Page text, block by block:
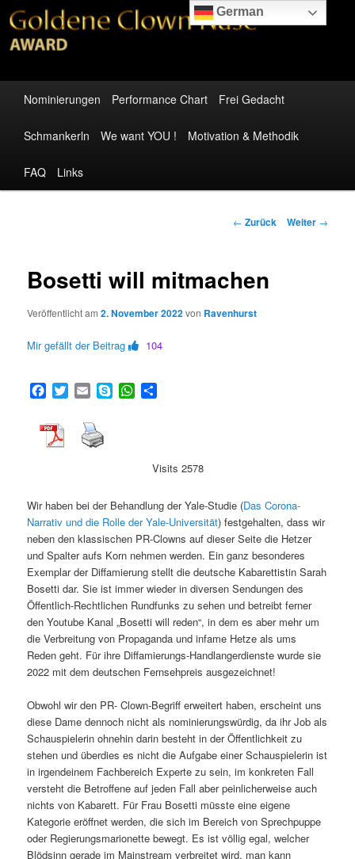
Zum
Inhalt
wechseln
Gemeinnützige Plattform zur Aufklärung der Bevölkerung
Nominierungen Performance Chart Frei Gedacht
Schmankerln We want YOU ! Motivation & Methodik
FAQ Links
Beitragsnavigation
← Zurück Weiter →
Bosetti will mitmachen
Veröffentlicht am2. November 2022von Ravenhurst
Mir gefällt der Beitrag 104
Facebook
TwitterEmailSkypeWhatsApp
Visits 2578
Wir haben bei der Behandlung der Yale-Studie (Das Corona-
Narrativ und die Rolle der Yale-Universität) festgehalten, dass wir
neben den klassischen PR-Clowns auf dieser Seite die Hetzer
und Spalter aufs Korn nehmen werden. Ein ganz besonderes
Exemplar der Diffamierung stellt die deutsche Kabarettistin Sarah
Bosetti dar. Sie ist immer wieder in diversen Sendungen des
Öffentlich-Rechtlichen Rundfunks zu sehen und betreibt ferner
den Youtube Kanal „Bosetti will reden“, in dem es aber mehr um
die Verbreitung von Propaganda und infame Hetze als ums
Reden geht. Für ihre Diffamierungs-Handlangerdienste wurde sie
2022 mit dem deutschen Fernsehpreis ausgezeichnet!
Obwohl wir den PR- Clown-Begriff erweitert haben, erscheint uns
diese Dame dennoch nicht als nominierungswürdig, da ihr Job als
Schauspielerin ohnehin darin besteht in der Öffentlichkeit zu
stehen und überdies es nicht die Aufgabe einer Schauspielerin ist
in irgendeinem Fachbereich Experte zu sein, im konkreten Fall
versteht die Betroffene auf jeden Fall aber peinlicherweise auch
nichts von Kabarett. Für Frau Bosetti müsste eine eigene
Kategorie eröffnet werden, die sich im Bereich von Sprechpuppe
oder Regierungsmarionette bewegt. Es ist völlig egal, welcher
Blödsinn gerade im Mainstream verbreitet wird, man kann
German